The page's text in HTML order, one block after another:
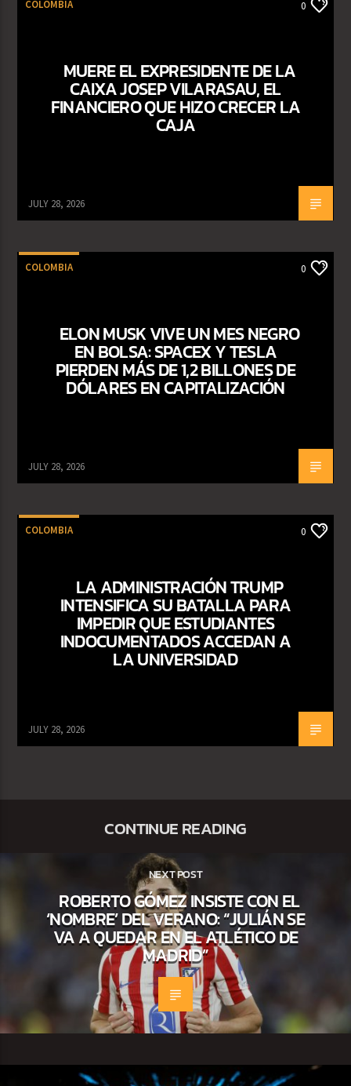
COLOMBIA 0
MUERE EL EXPRESIDENTE DE LA
CAIXA JOSEP VILARASAU, EL
FINANCIERO QUE HIZO CRECER LA
CAJA
JULY 28, 2026
COLOMBIA 0
ELON MUSK VIVE UN MES NEGRO
EN BOLSA: SPACEX Y TESLA
PIERDEN MÁS DE 1,2 BILLONES DE
DÓLARES EN CAPITALIZACIÓN
JULY 28, 2026
COLOMBIA 0
LA ADMINISTRACIÓN TRUMP
INTENSIFICA SU BATALLA PARA
IMPEDIR QUE ESTUDIANTES
INDOCUMENTADOS ACCEDAN A
LA UNIVERSIDAD
JULY 28, 2026
CONTINUE READING
NEXT POST
ROBERTO GÓMEZ INSISTE CON EL
‘NOMBRE’ DEL VERANO: “JULIÁN SE
VA A QUEDAR EN EL ATLÉTICO DE
MADRID”